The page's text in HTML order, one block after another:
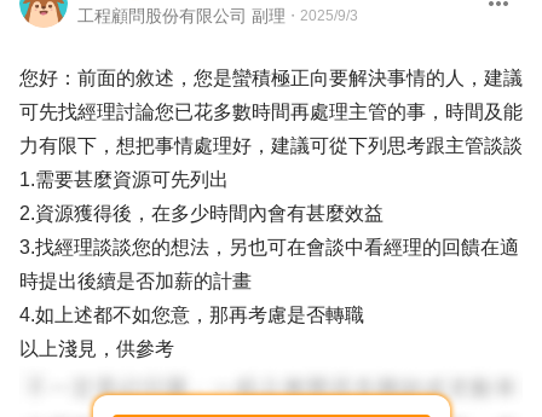
工程顧問股份有限公司 副理 ・ 2025/9/3
您好：前面的敘述，您是蠻積極正向要解決事情的人，建議
可先找經理討論您已花多數時間再處理主管的事，時間及能
力有限下，想把事情處理好，建議可從下列思考跟主管談談
1.需要甚麼資源可先列出
2.資源獲得後，在多少時間內會有甚麼效益
3.找經理談談您的想法，另也可在會談中看經理的回饋在適
時提出後續是否加薪的計畫
4.如上述都不如您意，那再考慮是否轉職
以上淺見，供參考